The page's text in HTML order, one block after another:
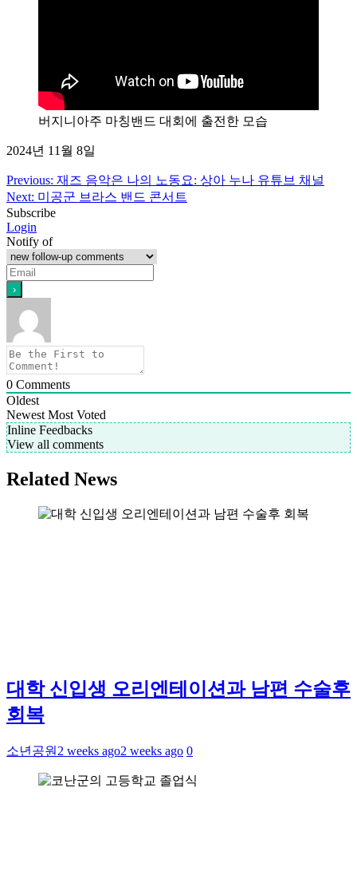
버지니아주 마칭밴드 대회에 출전한 모습
2024년 11월 8일
Post
navigation
Previous: 재즈 음악은 나의 노동요: 상아 누나 유튜브 채널
Next: 미공군 브라스 밴드 콘서트
Subscribe
Login
Notify of
0 Comments
Oldest
Newest Most Voted
Inline Feedbacks
View all comments
Related News
대학 신입생 오리엔테이션과 남편 수술후
회복
소년공원 2 weeks ago2 weeks ago 0